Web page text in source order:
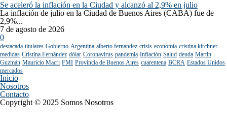
Se aceleró la inflación en la Ciudad y alcanzó al 2,9% en julio
La inflación de julio en la Ciudad de Buenos Aires (CABA) fue de
2,9%...
7 de agosto de 2026
0
destacada titulares Gobierno Argentina alberto fernandez crisis economía cristina kirchner
medidas Cristina Fernández dólar Coronavirus pandemia Inflación Salud deuda Martin
Guzmán Mauricio Macri FMI Provincia de Buenos Aires cuarentena BCRA Estados Unidos
mercados
Inicio
Nosotros
Contacto
Copyright © 2025 Somos Nosotros